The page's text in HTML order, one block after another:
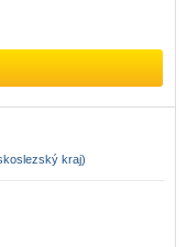
kraj)